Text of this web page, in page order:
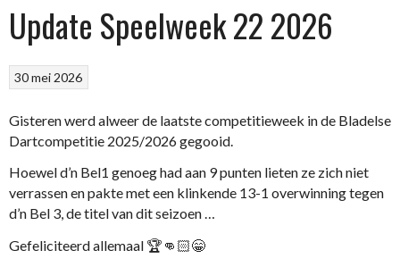
Update Speelweek 22 2026
30 mei 2026
Gisteren werd alweer de laatste competitieweek in de Bladelse
Dartcompetitie 2025/2026 gegooid.
Hoewel d’n Bel1 genoeg had aan 9 punten lieten ze zich niet
verrassen en pakte met een klinkende 13-1 overwinning tegen
d’n Bel 3, de titel van dit seizoen …
Gefeliciteerd allemaal 🏆👊🏻😁